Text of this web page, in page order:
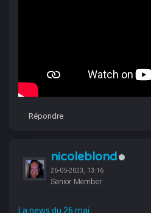
Répondre
nicoleblond
26-05-2023, 13:16
Senior Member
La news du 26 mai